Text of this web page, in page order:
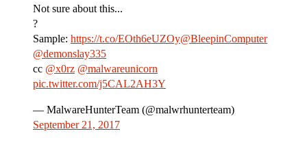
Not sure about this...
?
Sample: https://t.co/EOth6eUZOy@BleepinComputer
@demonslay335
cc @x0rz @malwareunicorn
pic.twitter.com/j5CAL2AH3Y
— MalwareHunterTeam (@malwrhunterteam)
September 21, 2017